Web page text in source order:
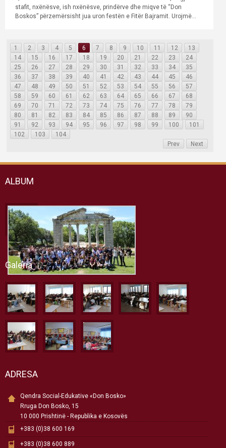
stafit, nxënësve, ish nxënësve, prindërve dhe miqve të “Don
Boskos” përzemërsisht jua uron festën e Fitër Bajramit. Urojmë...
1 2 3 4 5 6 7 8 9 10 11 12
13
14
15 16 17 18 19 20 21 22 23
24
25
26 27 28 29 30 31 32 33 34
35
36
37 38 39 40 41 42 43 44 45
46
47
48 49 50 51 52 53 54 55 56
57
58
59 60 61 62 63 64 65 66 67
68
69
70 71 72 73 74 75 76 77 78
79
80
81 82 83 84 85 86 87 88 89
90
91
92 93 94 95 96 97 98 99 100
101
102
103
104
Prev
Next
ALBUM
Galeria
ADRESA
Qendra Social-Edukative «Don Bosko»
Rruga Don Bosko, 15
10 000 Prishtinë - Republika e Kosovës
+383 (0)38 600 169
+383 (0)38 600 889